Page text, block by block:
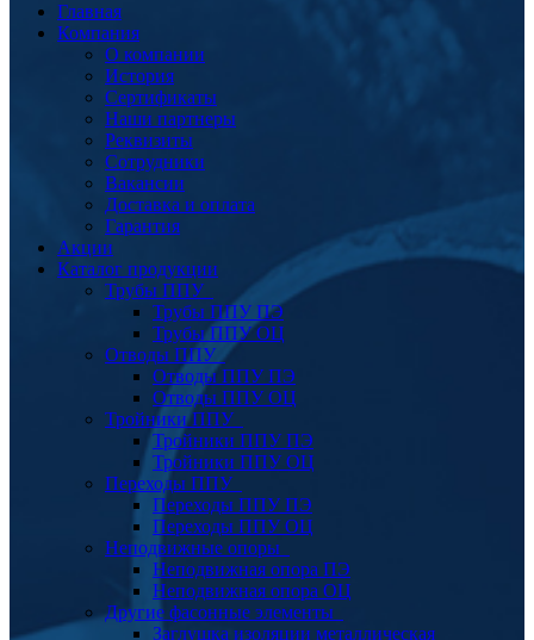
Главная
Компания
О компании
История
Сертификаты
Наши партнеры
Реквизиты
Сотрудники
Вакансии
Доставка и оплата
Гарантия
Акции
Каталог продукции
Трубы ППУ
Трубы ППУ ПЭ
Трубы ППУ ОЦ
Отводы ППУ
Отводы ППУ ПЭ
Отводы ППУ ОЦ
Тройники ППУ
Тройники ППУ ПЭ
Тройники ППУ ОЦ
Переходы ППУ
Переходы ППУ ПЭ
Переходы ППУ ОЦ
Неподвижные опоры
Неподвижная опора ПЭ
Неподвижная опора ОЦ
Другие фасонные элементы
Заглушка изоляции металлическая